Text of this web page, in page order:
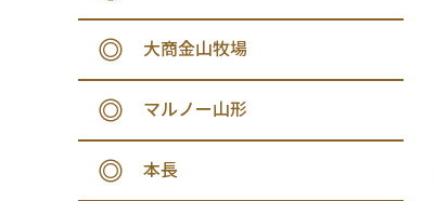
大商金山牧場
マルノー山形
本長